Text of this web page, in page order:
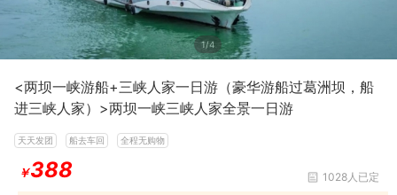
1/4
<两坝一峡游船+三峡人家一日游（豪华游船过葛洲坝，船
进三峡人家）>两坝一峡三峡人家全景一日游
天天发团 船去车回 全程无购物
￥388 1028人已定